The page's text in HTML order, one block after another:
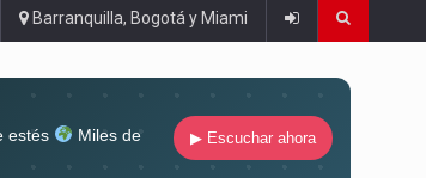
Barranquilla, Bogotá y Miami
estés
Miles de
▶ Escuchar ahora